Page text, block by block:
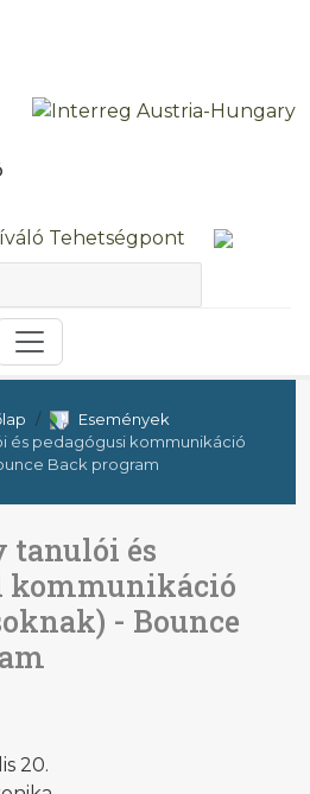
Események
és pedagógusi kommunikáció
Back program
tanulói és
kommunikáció
- Bounce
20.